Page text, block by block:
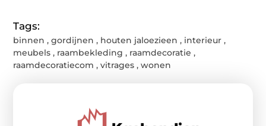
Tags:
binnen ,gordijnen , houten jaloezieen , interieur ,
meubels , raambekleding , raamdecoratie ,
raamdecoratiecom ,vitrages ,wonen